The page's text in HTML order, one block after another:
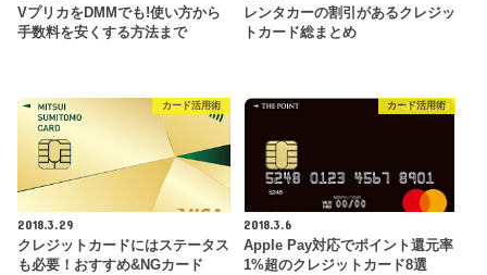
VプリカをDMMでも!使い方から
手数料を安くする方法まで
レンタカーの割引があるクレジッ
トカード総まとめ
カード活用術
2018.3.29
クレジットカードにはステータス
も必要！おすすめ&NGカード
カード活用術
2018.3.6
Apple Pay対応でポイント還元率
1%超のクレジットカード8選